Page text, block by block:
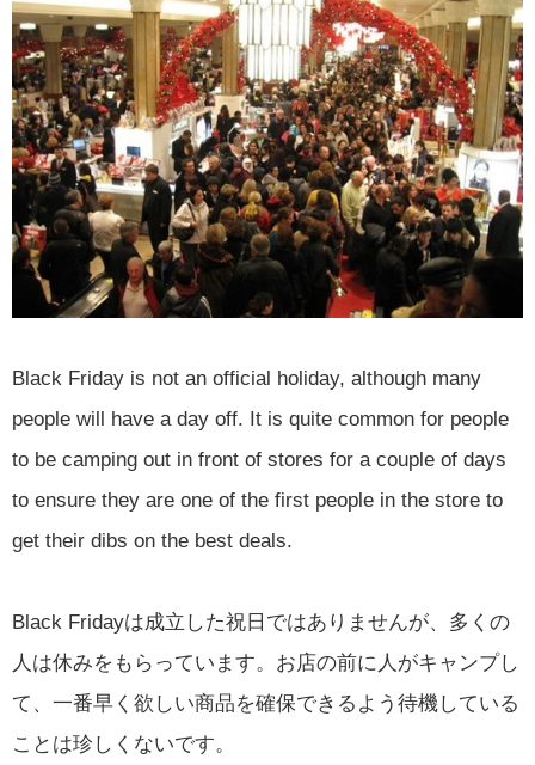
Black Friday is not an official holiday, although many
people will have a day off. It is quite common for people
to be camping out in front of stores for a couple of days
to ensure they are one of the first people in the store to
get their dibs on the best deals.
Black Fridayは成立した祝日ではありませんが、多くの
人は休みをもらっています。お店の前に人がキャンプし
て、一番早く欲しい商品を確保できるよう待機している
ことは珍しくないです。